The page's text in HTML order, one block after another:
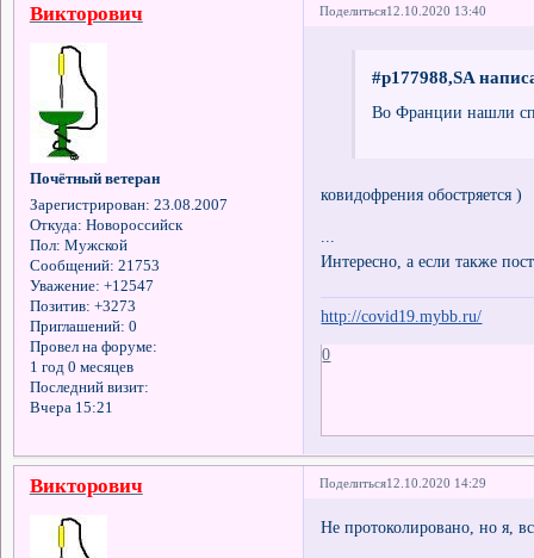
Поделиться12.10.2020 13:40
Викторович
Почётный ветеран
Зарегистрирован: 23.08.2007
Откуда: Новороссийск
Пол: Мужской
Сообщений: 21753
Уважение: +12547
Позитив: +3273
Приглашений: 0
Провел на форуме:
1 год 0 месяцев
Последний визит:
Вчера 15:21
#p177988,SA
Во Франции нашли
ковидофрения обостряется )
Интересно, а если также
http://covid19.mybb.ru/
0
Поделиться12.10.2020 14:29
Викторович
Не протоколировано, но я,